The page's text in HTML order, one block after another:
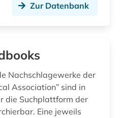
Zur Datenbank
Nachschlagewerke der
Association” sind in
die Suchplattform der
Eine jeweils